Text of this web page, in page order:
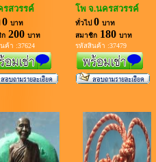
รสวรรค์
0 บาท
200 บาท
ค้า :37624
โพ จ.นครสวรรค์
ทั่วไป 0 บาท
สมาชิก180 บาท
รหัสสินค้า :37479